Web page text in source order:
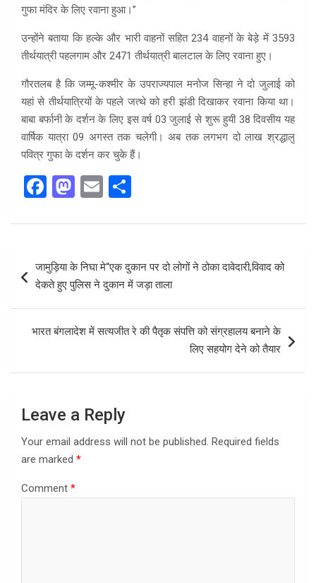
गुफा मंदिर के लिए रवाना हुआ।”
उन्होंने बताया कि हल्के और भारी वाहनों सहित 234 वाहनों के बेड़े में 3593
तीर्थयात्री पहलगाम और 2471 तीर्थयात्री बालटाल के लिए रवाना हुए।
गौरतलब है कि जम्मू-कश्मीर के उपराज्यपाल मनोज सिन्हा ने दो जुलाई को
यहां से तीर्थयात्रियों के पहले जत्थे को हरी झंडी दिखाकर रवाना किया था।
बाबा बर्फानी के दर्शन के लिए इस वर्ष 03 जुलाई से शुरू हुयी 38 दिवसीय यह
वार्षिक यात्रा 09 अगस्त तक चलेगी। अब तक लगभग दो लाख श्रद्धालु
पवित्र गुफा के दर्शन कर चुके हैं।
F
ce
b
o
o
k
M
st
o
d
o
n
E
ail ar
navigation
जामुड़िया के निघा मे“एक दुकान पर दो लोगों ने ठोका दावेदारी,विवाद को
देकते हुए पुलिस ने दुकान में जड़ा ताला
भारत बंगलादेश में सत्यजीत रे की पैतृक संपत्ति को संग्रहालय बनाने के
लिए सहयोग देने को तैयार
Leave a Reply
Your email address will not be published. Required fields
are marked *
Comment *